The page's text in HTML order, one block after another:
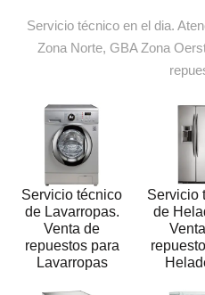
Servicio técnico en el dia.
Zona Norte, GBA Zona
Servicio técnico
de Lavarropas.
Venta de
repuestos para
Lavarropas
Servicio
de